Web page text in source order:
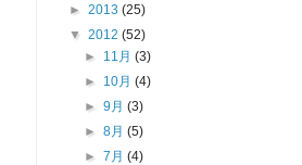
► 2013 (25)
▼ 2012 (52)
► 11月(3)
► 10月(4)
►9月(3)
►8月(5)
►7月(4)